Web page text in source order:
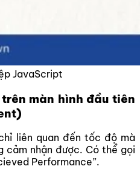
JavaScript
màn hình đầu tiên
liên quan đến tốc độ mà
cảm nhận được. Có thể gọi
Performance”.